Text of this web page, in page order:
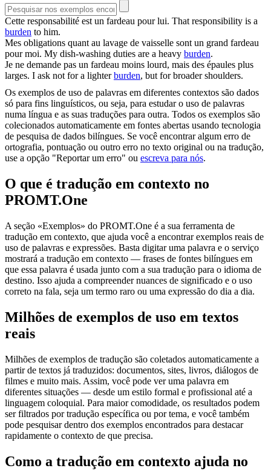
Cette responsabilité est un fardeau pour lui. That responsibility is a
burden to him.
Mes obligations quant au lavage de vaisselle sont un grand fardeau
pour moi. My dish-washing duties are a heavy burden.
Je ne demande pas un fardeau moins lourd, mais des épaules plus
larges. I ask not for a lighterburden, but for broader shoulders.
Os exemplos de uso de palavras em diferentes contextos são dados
só para fins linguísticos, ou seja, para estudar o uso de palavras
numa língua e as suas traduções para outra. Todos os exemplos são
colecionados automaticamente em fontes abertas usando tecnologia
de pesquisa de dados bilíngues. Se você encontrar algum erro de
ortografia, pontuação ou outro erro no texto original ou na tradução,
use a opção "Reportar um erro" ou escreva para nós.
O que é tradução em contexto no
PROMT.One
A seção «Exemplos» do PROMT.One é a sua ferramenta de
tradução em contexto, que ajuda você a encontrar exemplos reais de
uso de palavras e expressões. Basta digitar uma palavra e o serviço
mostrará a tradução em contexto — frases de fontes bilíngues em
que essa palavra é usada junto com a sua tradução para o idioma de
destino. Isso ajuda a compreender nuances de significado e o uso
correto na fala, seja um termo raro ou uma expressão do dia a dia.
Milhões de exemplos de uso em textos
reais
Milhões de exemplos de tradução são coletados automaticamente a
partir de textos já traduzidos: documentos, sites, livros, diálogos de
filmes e muito mais. Assim, você pode ver uma palavra em
diferentes situações — desde um estilo formal e profissional até a
linguagem coloquial. Para maior comodidade, os resultados podem
ser filtrados por tradução específica ou por tema, e você também
pode pesquisar dentro dos exemplos encontrados para destacar
rapidamente o contexto de que precisa.
Como a tradução em contexto ajuda no